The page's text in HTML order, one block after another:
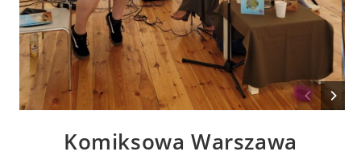
Komiksowa Warszawa